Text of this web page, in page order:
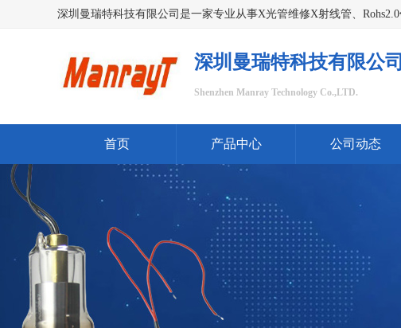
深圳曼瑞特科技有限公司
Shenzhen Manray Technology Co.,LTD.
首页 产品中心 公司动态